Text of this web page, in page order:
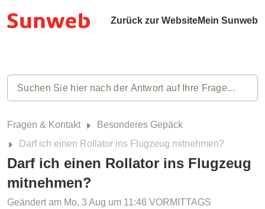
Zurück zur WebsiteMein Sunweb
Fragen & Kontakt
Besonderes Gepäck
Darf ich einen Rollator ins Flugzeug mitnehmen?
Darf ich einen Rollator ins Flugzeug
mitnehmen?
Geändert am Mo, 3 Aug um 11:46 VORMITTAGS